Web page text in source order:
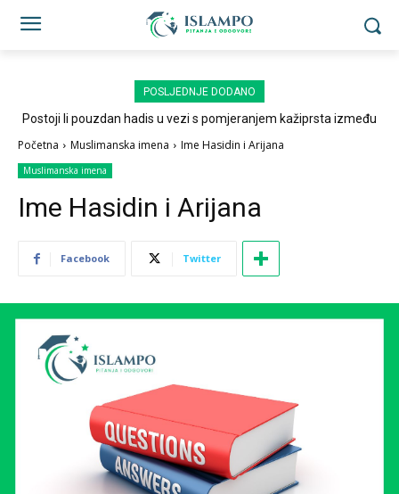
POSLJEDNJE DODANO
Postoji li pouzdan hadis u vezi s pomjeranjem kažiprsta između
Početna Muslimanska imena Ime Hasidin i Arijana
Muslimanska imena
Ime Hasidin i Arijana
Facebook Twitter